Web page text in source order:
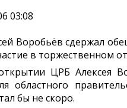
03:08
Воробьёв сдержал
в торжественном
ЦРБ Алексея
областного
бы не скоро.